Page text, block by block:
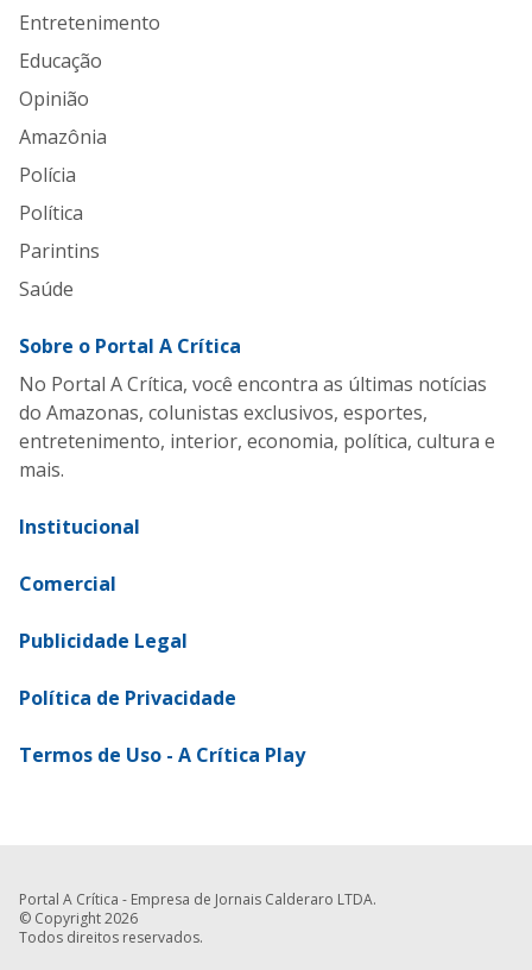
Entretenimento
Educação
Opinião
Amazônia
Polícia
Política
Parintins
Saúde
Sobre o Portal A Crítica
No Portal A Crítica, você encontra as últimas notícias
do Amazonas, colunistas exclusivos, esportes,
entretenimento, interior, economia, política, cultura e
mais.
Institucional
Comercial
Publicidade Legal
Política de Privacidade
Termos de Uso - A Crítica Play
Portal A Crítica - Empresa de Jornais Calderaro LTDA.
© Copyright 2026
Todos direitos reservados.